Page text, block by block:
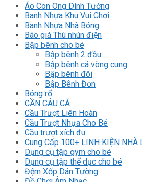
Áo Con Ong Dính Tường
Banh Nhựa Khu Vui Chơi
Banh Nhựa Nhà Bóng
Báo giá Thú nhún điện
Bập bênh cho bé
Bập bênh 2 đầu
Bập bênh cá vòng cung
Bập bênh đôi
Bập Bênh Đơn
Bóng rổ
CẦN CÂU CÁ
Cầu Trượt Liên Hoàn
Cầu Trượt Nhựa Cho Bé
Cầu trượt xích đu
Cung Cấp 100+ LINH KIỆN NHÀ
Dụng cụ tập gym cho bé
Dụng cụ tập thể dục cho bé
Đệm Xốp Dán Tường